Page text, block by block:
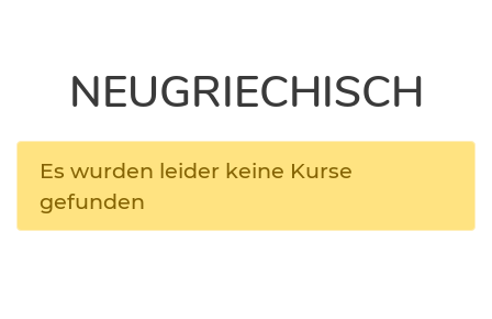
NEUGRIECHISCH
Es wurden leider keine Kurse
gefunden